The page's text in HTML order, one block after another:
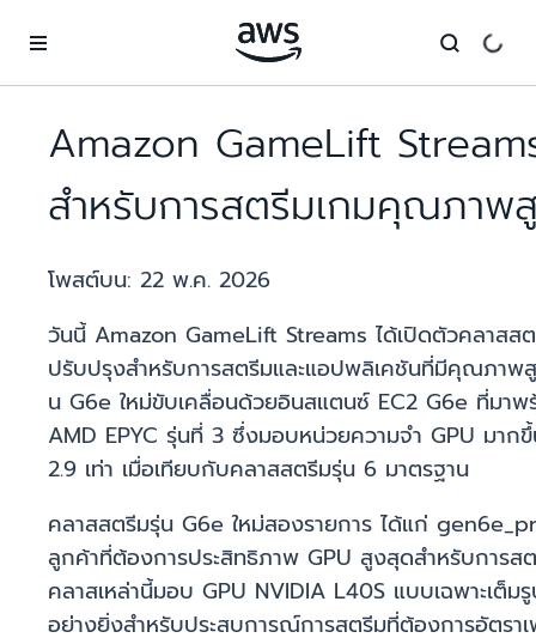
Amazon GameLift
สำหรับการสตรีมเกมคุณภาพ
โพสต์บน: 22 พ.ค. 2026
วันนี้ Amazon GameLift Streams ได้เปิดตัวคลาส
ปรับปรุงสำหรับการสตรีมและแอปพลิเคชันที่มีคุณภาพ
น G6e ใหม่ขับเคลื่อนด้วยอินสแตนซ์ EC2 G6e ที่มาพ
AMD EPYC รุ่นที่ 3 ซึ่งมอบหน่วยความจำ GPU มาก
2.9 เท่า เมื่อเทียบกับคลาสสตรีมรุ่น 6 มาตรฐาน
คลาสสตรีมรุ่น G6e ใหม่สองรายการ ได้แก่
ลูกค้าที่ต้องการประสิทธิภาพ GPU สูงสุดสำหรับการ
คลาสเหล่านี้มอบ GPU NVIDIA L40S แบบเฉพาะเต็
อย่างยิ่งสำหรับประสบการณ์การสตรีมที่ต้องการอัตรา